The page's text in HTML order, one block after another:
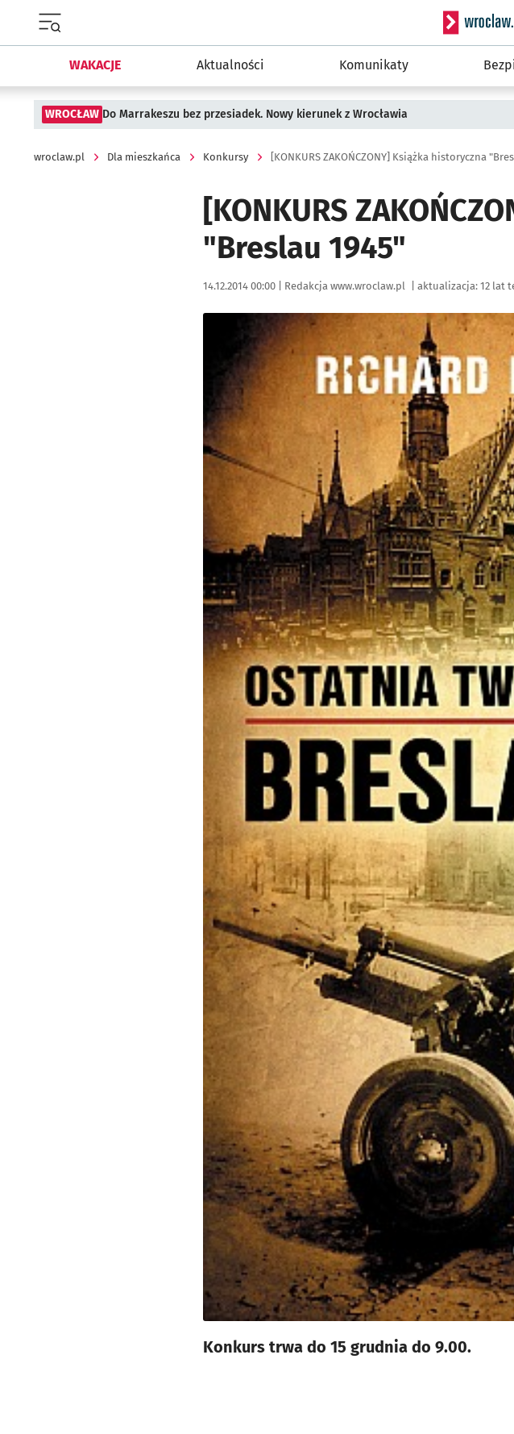
Serwis
WAKACJE Aktualności Komunikaty
WROCŁAW Do Marrakeszu bez przesiadek. Nowy kierunek z Wrocławia
wroclaw.pl Dla mieszkańca Konkursy [KONKURS ZAKOŃCZONY] Książka historyczna
[KONKURS
"Breslau 1945"
Data publikacji:
14.12.2014 00:00 | Autor:
Redakcja www.wroclaw.pl aktualizacja: 12 lat
Kliknij, aby powiększyć
Konkurs trwa do 15 grudnia do 9.00.